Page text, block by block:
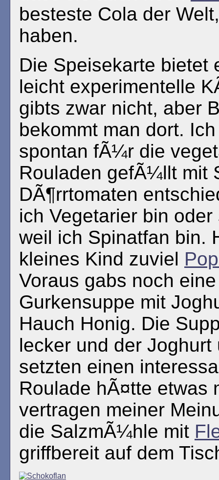
besteste Cola der
haben.
Die Speisekarte bietet
leicht experimentelle
gibts zwar nicht, aber
bekommt man dort.
spontan fÃ¼r die
Rouladen gefÃ¼llt mit
DÃ¶rrtomaten
ich Vegetarier bin
weil ich Spinatfan bin.
kleines Kind zuviel
Voraus gabs noch
Gurkensuppe mit
Hauch Honig. Die
lecker und der Joghurt
setzten einen
Roulade hÃ¤tte etwas
vertragen meiner
die SalzmÃ¼hle mit
griffbereit auf dem